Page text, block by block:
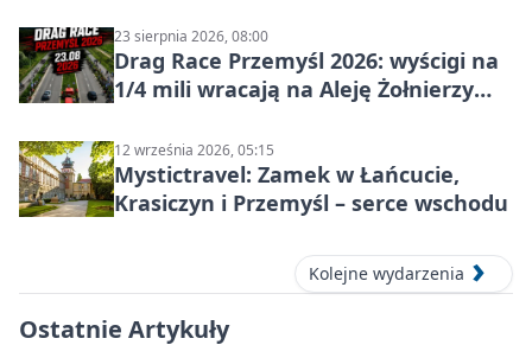
23 sierpnia 2026, 08:00
Drag Race Przemyśl 2026: wyścigi na
1/4 mili wracają na Aleję Żołnierzy
12 września 2026, 05:15
Mystictravel: Zamek w Łańcucie,
Krasiczyn i Przemyśl – serce wschodu
Kolejne wydarzenia
Ostatnie Artykuły